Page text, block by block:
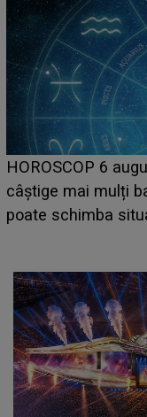
LINE-UP UNTOLD
care deschid
așteptate